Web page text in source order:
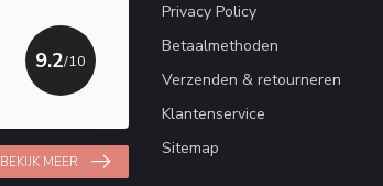
9.2/10
BEKIJK MEER
Privacy Policy
Betaalmethoden
Verzenden & retourneren
Klantenservice
Sitemap